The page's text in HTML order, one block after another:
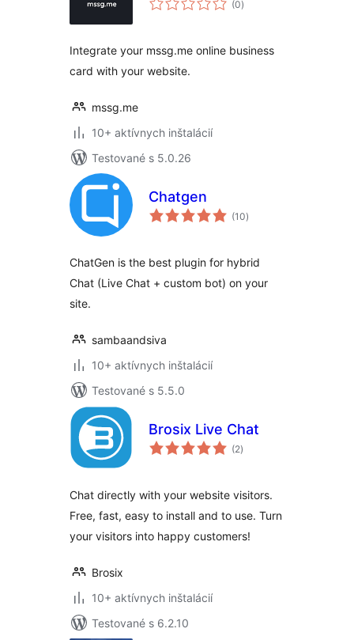
(0hodnotenie
)
Integrate your mssg.me online business
card with your website.
mssg.me
10+ aktívnych inštalácií
Testované s 5.0.26
Chatgen
(10celkové
hodnotenie
)
ChatGen is the best plugin for hybrid
Chat (Live Chat + custom bot) on your
site.
sambaandsiva
10+ aktívnych inštalácií
Testované s 5.5.0
Brosix Live Chat
(2celkové
hodnotenie
)
Chat directly with your website visitors.
Free, fast, easy to install and to use. Turn
your visitors into happy customers!
Brosix
10+ aktívnych inštalácií
Testované s 6.2.10